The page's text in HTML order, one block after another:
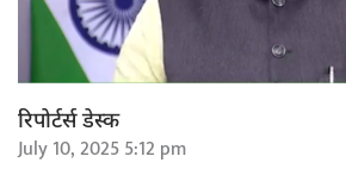
रिपोर्टर्स डेस्क
July 10, 2025 5:12 pm